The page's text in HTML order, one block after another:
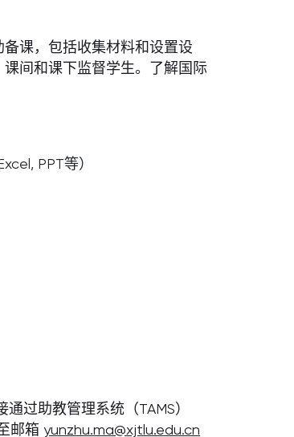
课，包括收集材料和设置设
间和课下监督学生。了解国际
PPT等）
过助教管理系统（TAMS）
邮箱yunzhu.ma@xjtlu.edu.cn